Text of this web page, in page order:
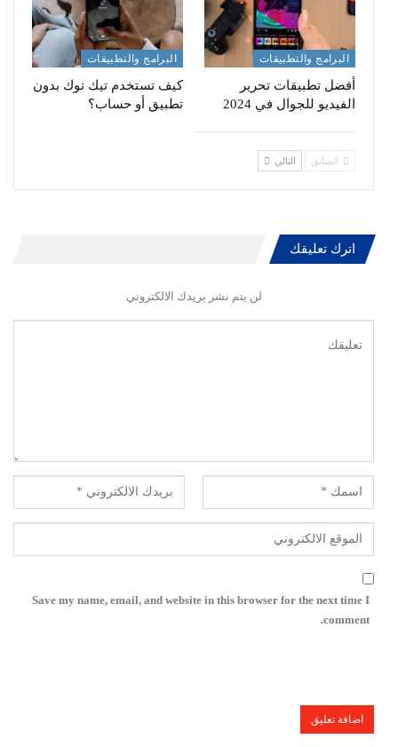
البرامج والتطبيقات
أفضل تطبيقات تحرير
الفيديو للجوال في 2024
البرامج والتطبيقات
كيف تستخدم تيك توك بدون
تطبيق أو حساب؟
السابق التالي
اترك تعليقك
لن يتم نشر بريدك الالكتروني
Save my name, email, and website in this browser for the next time I
comment.